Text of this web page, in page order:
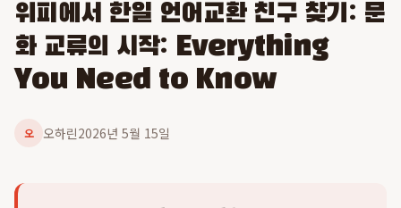
위피에서 한일 언어교환 친구 찾기: 문
화 교류의 시작: Everything
You Need to Know
오 오하린2026년 5월 15일